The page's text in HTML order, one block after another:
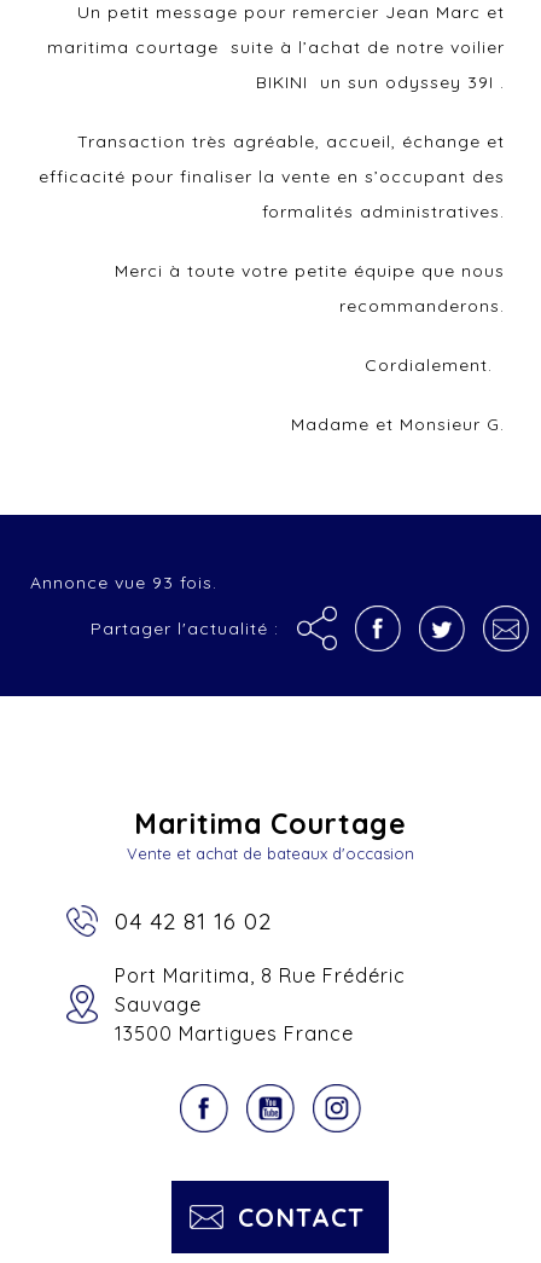
Un petit message pour remercier Jean Marc et
maritima courtage suite à l’achat de notre voilier
BIKINI un sun odyssey 39I .
Transaction très agréable, accueil, échange et
efficacité pour finaliser la vente en s’occupant des
formalités administratives.
Merci à toute votre petite équipe que nous
recommanderons.
Cordialement.
Madame et Monsieur G.
Annonce vue 93 fois.
Partager l'actualité :
Maritima Courtage
Vente et achat de bateaux d'occasion
04 42 81 16 02
Port Maritima, 8 Rue Frédéric
Sauvage
13500 Martigues France
CONTACT